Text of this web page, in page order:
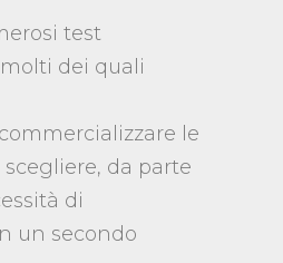
test
dei quali
le
da parte
di
un secondo